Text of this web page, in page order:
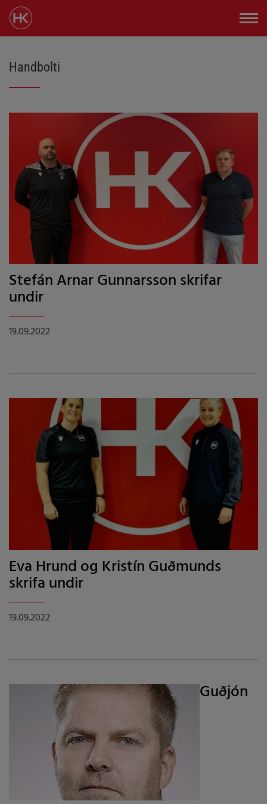
Handbolti
Stefán Arnar Gunnarsson skrifar
undir
19.09.2022
Eva Hrund og Kristín Guðmunds
skrifa undir
19.09.2022
Guðjón